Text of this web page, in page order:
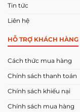
Tin tức
Liên hệ
HỖ TRỢ KHÁCH HÀNG
Cách thức mua hàng
Chính sách thanh toán
Chính sách khiếu nại
Chính sách mua hàng